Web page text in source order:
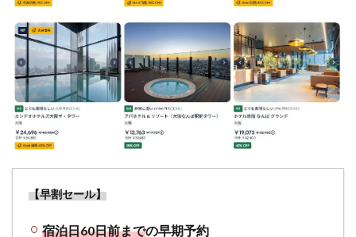
事務
手数
料が0
円だ
か
ら、
航空
とに
2.5
【会
【早割セール】
宿泊日60日前までの早期予約